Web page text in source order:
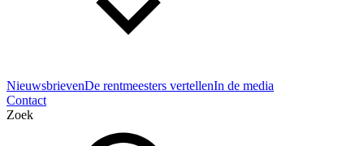
NieuwsbrievenDe rentmeesters vertellenIn de media
Contact
Zoek